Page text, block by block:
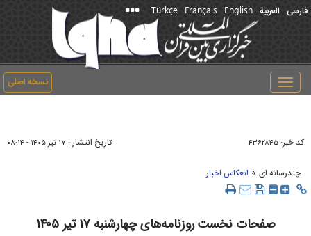
فارسی العربیة English
Français
Türkçe
نسخه اصلی
Toggle
navigation
کد خبر: ۴۳۶۲۸۴۵ تاریخ انتشار : ۱۷ تير ۱۴۰۵ - ۰۸:۱۴
چندرسانه ای » انعکاس اخبار
صفحات نخست روزنامه‌های چهارشنبه ۱۷ تیر ۱۴۰۵